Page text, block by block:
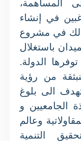
المساهمة،
في إنشاء
في مشروع
باستغلال
الدولة.
من رؤية
الى بلوغ
الجامعيين و
وعالم
التنمية